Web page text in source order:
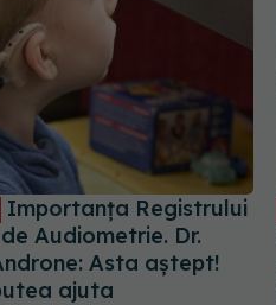
Importanța Registrului
Audiometrie. Dr.
Asta aștept!
ajuta